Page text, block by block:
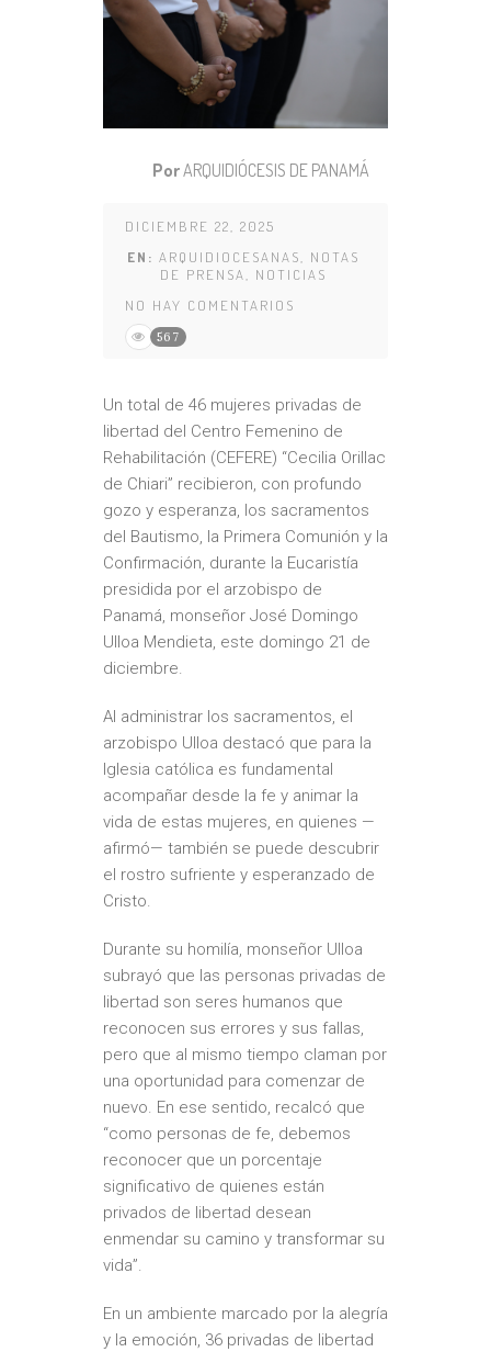
PorARQUIDIÓCESIS DE PANAMÁ
DICIEMBRE 22, 2025
EN: ARQUIDIOCESANAS, NOTAS
DE PRENSA, NOTICIAS
NO HAY COMENTARIOS
567
Un total de 46 mujeres privadas de
libertad del Centro Femenino de
Rehabilitación (CEFERE) “Cecilia Orillac
de Chiari” recibieron, con profundo
gozo y esperanza, los sacramentos
del Bautismo, la Primera Comunión y la
Confirmación, durante la Eucaristía
presidida por el arzobispo de
Panamá, monseñor José Domingo
Ulloa Mendieta, este domingo 21 de
diciembre.
Al administrar los sacramentos, el
arzobispo Ulloa destacó que para la
Iglesia católica es fundamental
acompañar desde la fe y animar la
vida de estas mujeres, en quienes —
afirmó— también se puede descubrir
el rostro sufriente y esperanzado de
Cristo.
Durante su homilía, monseñor Ulloa
subrayó que las personas privadas de
libertad son seres humanos que
reconocen sus errores y sus fallas,
pero que al mismo tiempo claman por
una oportunidad para comenzar de
nuevo. En ese sentido, recalcó que
“como personas de fe, debemos
reconocer que un porcentaje
significativo de quienes están
privados de libertad desean
enmendar su camino y transformar su
vida”.
En un ambiente marcado por la alegría
y la emoción, 36 privadas de libertad